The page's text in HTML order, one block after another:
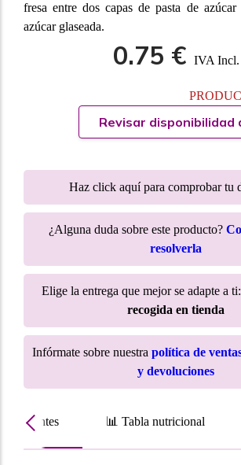
fresa entre dos capas de pasta de
azúcar glaseada.
0.75 € IVA Incl.
Revisar disponibilidad
Haz click aquí para comprobar tu
¿Alguna duda sobre este producto?
resolverla
Elige la entrega que mejor se adapte a
recogida en tienda
Infórmate sobre nuestra política de
y devoluciones
📊 Tabla nutricional